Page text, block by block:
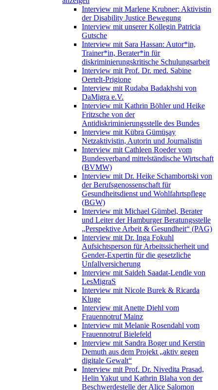
Interview mit Marlene Krubner: Aktivistin
der Disability Justice Bewegung
Interview mit unserer Kollegin Patricia
Gutsche
Interview mit Sara Hassan: Autor*in,
Trainer*in, Berater*in für
diskriminierungskritische Schulungsarbeit
Interview mit Prof. Dr. med. Sabine
Oertelt-Prigione
Interview mit Rudaba Badakhshi von
DaMigra e.V.
Interview mit Kathrin Böhler und Heike
Fritzsche von der
Antidiskriminierungsstelle des Bundes
Interview mit Kübra Gümüşay
Netzaktivistin, Autorin und Journalistin
Interview mit Cathleen Roeder vom
Bundesverband mittelständische Wirtschaft
(BVMW)
Interview mit Dr. Heike Schambortski von
der Berufsgenossenschaft für
Gesundheitsdienst und Wohlfahrtspflege
(BGW)
Interview mit Michael Gümbel, Berater
und Leiter der Hamburger Beratungsstelle
„Perspektive Arbeit & Gesundheit“ (PAG)
Interview mit Dr. Inga Fokuhl
Aufsichtsperson für Arbeitssicherheit und
Gender-Expertin für die gesetzliche
Unfallversicherung
Interview mit Saideh Saadat-Lendle von
LesMigraS
Interview mit Nicole Burek & Ricarda
Kluge
Interview mit Anette Diehl vom
Frauennotruf Mainz
Interview mit Melanie Rosendahl vom
Frauennotruf Bielefeld
Interview mit Sandra Boger und Kerstin
Demuth aus dem Projekt „aktiv gegen
digitale Gewalt“
Interview mit Prof. Dr. Nivedita Prasad,
Helin Yakut und Kathrin Blaha von der
Beschwerdestelle der Alice Salomon